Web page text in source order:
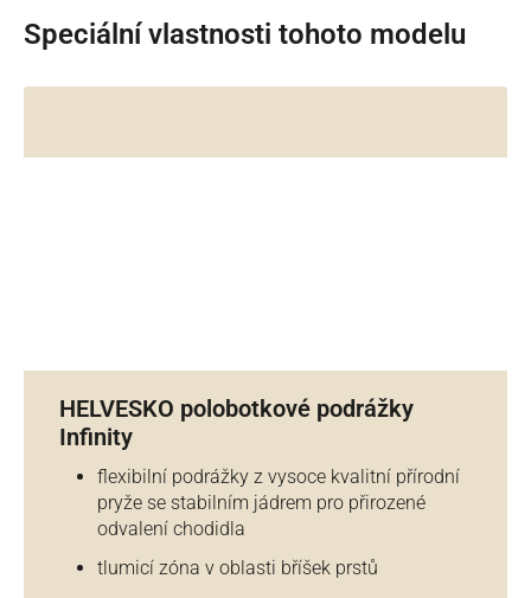
Speciální vlastnosti tohoto modelu
HELVESKO polobotkové podrážky
Infinity
flexibilní podrážky z vysoce kvalitní přírodní
pryže se stabilním jádrem pro přirozené
odvalení chodidla
tlumicí zóna v oblasti bříšek prstů